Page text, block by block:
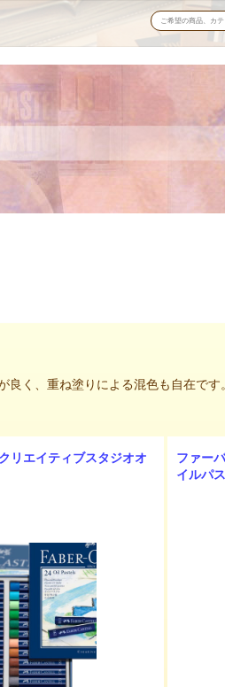
く、重ね塗りによる混色も自在です
リエイティブスタジオオ
ファー
イルパ